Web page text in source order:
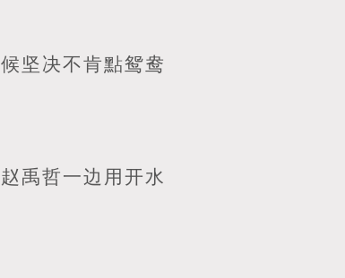
坚决不肯點鸳鸯
禹哲一边用开水